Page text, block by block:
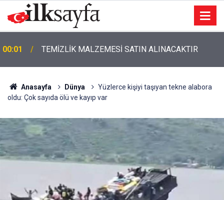
00:01 TEMİZLİK MALZEMESİ SATIN ALINACAKTIR
Anasayfa Dünya
Yüzlerce kişiyi taşıyan tekne alabora
oldu: Çok sayıda ölü ve kayıp var